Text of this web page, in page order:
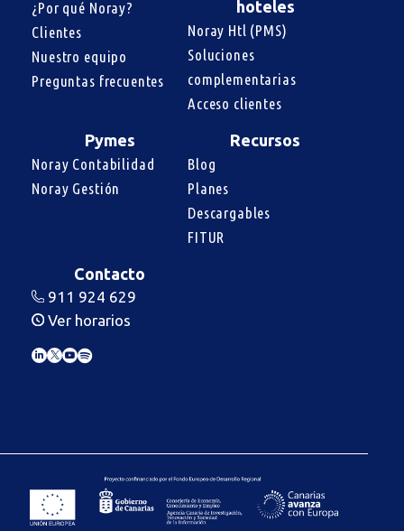
¿Por qué Noray?
Clientes
Nuestro equipo
Preguntas frecuentes
hoteles
Noray Htl (PMS)
Soluciones
complementarias
Acceso clientes
Pymes
Noray Contabilidad
Noray Gestión
Recursos
Blog
Planes
Descargables
FITUR
Contacto
Ver horarios
911 924 629